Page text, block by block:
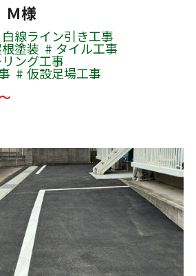
Ｍ様
白線ライン引き工事
塗装 タイル工事
ング工事
仮設足場工事